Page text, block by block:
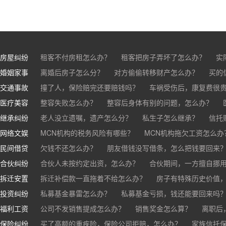
房屋纠纷 租客不付房租怎么办？ 租客把房子弄坏了怎么办？
实
房东不退押金怎么办？
买房的定金能退吗？ 买的房子
婚姻家事 离婚后房子怎么分？ 对方偷偷转移财产怎么办？
买的
离婚了公司股权怎么处理？
离婚后财产怎么分？
交通事故 撞了人，保险赔完还要赔钱吗？
车祸受伤后，康复费很
交通事故中，医保和对方赔偿能同时拿吗？
车祸导致人
医疗美容 整容失败怎么办？ 整容后身体有别的问题，怎么办？
医美机构宣传的与实际结果不符怎么办？
医疗事故怎么
医疗器械出问题，怎么办？
继承纠纷 老人没立遗嘱，遗产怎么分？ 私生子怎么继承？
信托
基金怎么继承？
股票怎么继承？
网络文娱 MCN机构的税务风险有哪些？
MCN机构拖欠工资怎么办
抖音账号归谁？
民间借贷 欠钱不还怎么办？
朋友借钱没写借条，怎么把钱要回来
帮人担保借款，对方不还，我要承担全部责任吗？
合伙纠纷 合伙人未按约定出资，怎么办？
合伙期间，一方擅自挪
和合伙人有矛盾，怎么办？
拆迁安置 拆迁补偿款一直拖着不给怎么办？
房子有特殊历史价值
投资纠纷
私募基金暴雷怎么办？
私募基金亏损，钱还能要回来吗
福利工资
公司不发销售提成怎么办？ 销售奖金怎么算？
离职后
销售目标未完成，公司有权不发提成和奖金吗？
公司变
保险纠纷 买了高额的重疾险，保险公司拒赔，怎么办？
家族信托